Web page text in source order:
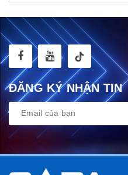
ĐĂNG KÝ NHẬN TIN